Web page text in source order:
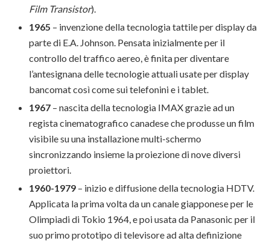
Film Transistor).
1965 – invenzione della tecnologia tattile per display da
parte di E.A. Johnson. Pensata inizialmente per il
controllo del traffico aereo, è finita per diventare
l’antesignana delle tecnologie attuali usate per display
bancomat così come sui telefonini e i tablet.
1967 – nascita della tecnologia IMAX grazie ad un
regista cinematografico canadese che produsse un film
visibile su una installazione multi-schermo
sincronizzando insieme la proiezione di nove diversi
proiettori.
1960-1979 – inizio e diffusione della tecnologia HDTV.
Applicata la prima volta da un canale giapponese per le
Olimpiadi di Tokio 1964, e poi usata da Panasonic per il
suo primo prototipo di televisore ad alta definizione